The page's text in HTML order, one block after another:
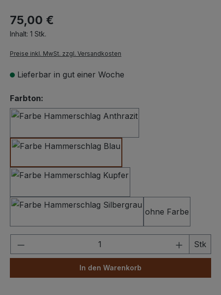
75,00 €
Inhalt: 1 Stk.
Preise inkl. MwSt. zzgl. Versandkosten
Lieferbar in gut einer Woche
Farbton:
Hammerschlag Silbergrau
ohne Farbe
Produkt Anzahl: Gib den Stk
In den Warenkorb